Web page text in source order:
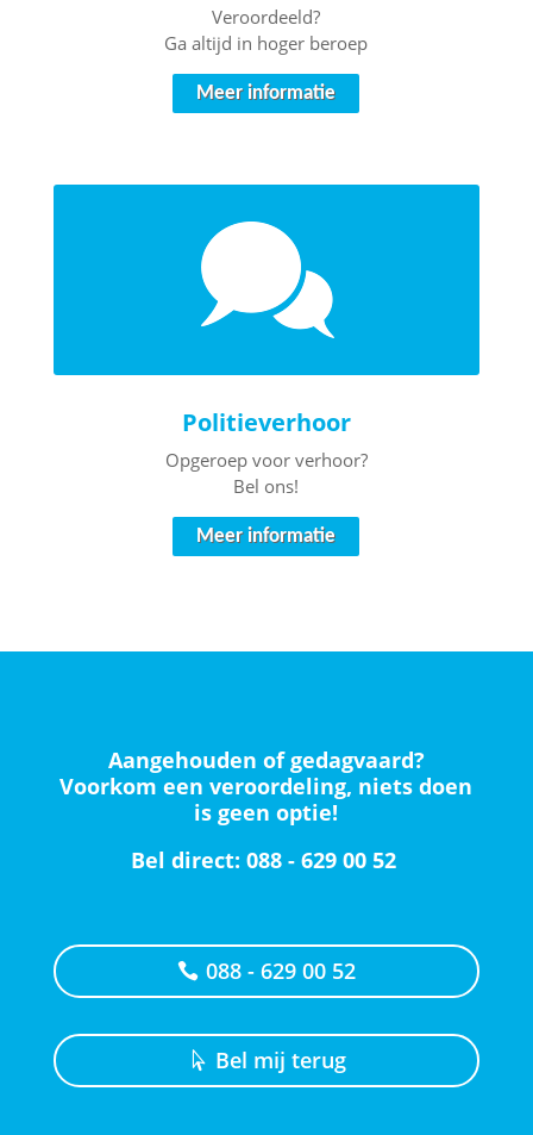
Veroordeeld?
Ga altijd in hoger beroep
Meer informatie
Politieverhoor
Opgeroep voor verhoor?
Bel ons!
Meer informatie
Aangehouden of gedagvaard?
Voorkom een veroordeling, niets doen
is geen optie!
Bel direct: 088 - 629 00 52
088 - 629 00 52
Bel mij terug